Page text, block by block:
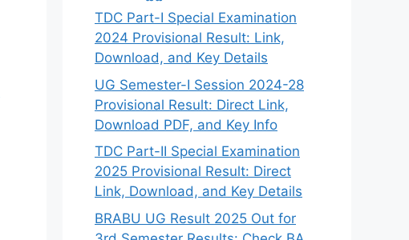
TDC Part-I Special Examination
2024 Provisional Result: Link,
Download, and Key Details
UG Semester-I Session 2024-28
Provisional Result: Direct Link,
Download PDF, and Key Info
TDC Part-II Special Examination
2025 Provisional Result: Direct
Link, Download, and Key Details
BRABU UG Result 2025 Out for